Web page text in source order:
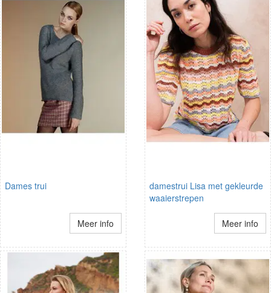
Dames trui
Meer info
damestrui Lisa met gekleurde
waaierstrepen
Meer info